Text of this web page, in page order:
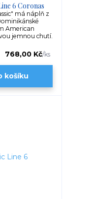
6 Coronas
má náplň z
American
jemnou chutí.
768,00 Kč/ks
košíku